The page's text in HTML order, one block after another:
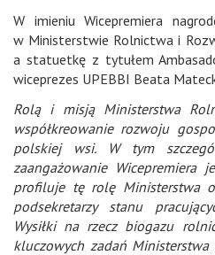
W imieniu Wicepremiera
w Ministerstwie Rolnictwa i
a statuetkę z tytułem
wiceprezes UPEBBI Beata
Rolą i misją Ministerstwa
współkreowanie rozwoju
polskiej wsi. W tym
zaangażowanie Wicepremiera
profiluje tę rolę Ministerstwa
podsekretarzy stanu
Wysiłki na rzecz biogazu
kluczowych zadań